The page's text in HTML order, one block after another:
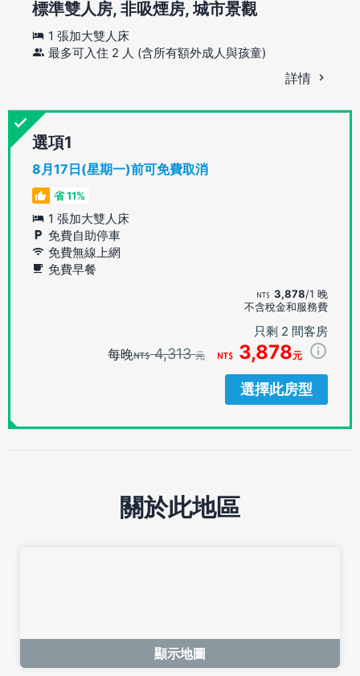
標準雙人房, 非吸煙房, 城市景觀
1 張加大雙人床
最多可入住 2 人 (含所有額外成人與孩童)
詳情
選項
8月17日(星期一)前可免費取消
省 11%
1 張加大雙人床
免費自助停車
免費無線上網
免費早餐
3,878/1 晚
不含稅金和服務費
只剩 2 間客房
每晚 4,313元 3,878元
選擇此房型
關於此地區
顯示地圖